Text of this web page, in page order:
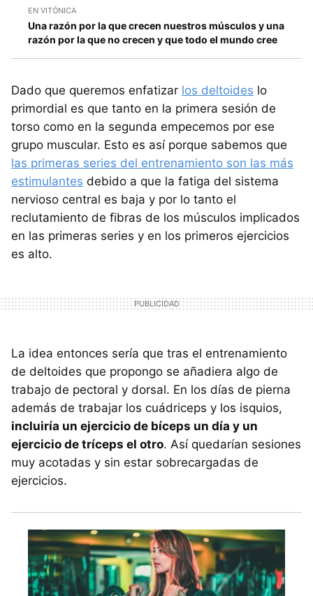
EN VITÓNICA
Una razón por la que crecen nuestros músculos y una
razón por la que no crecen y que todo el mundo cree
Dado que queremos enfatizar los deltoides lo
primordial es que tanto en la primera sesión de
torso como en la segunda empecemos por ese
grupo muscular. Esto es así porque sabemos que
las primeras series del entrenamiento son las más
estimulantes debido a que la fatiga del sistema
nervioso central es baja y por lo tanto el
reclutamiento de fibras de los músculos implicados
en las primeras series y en los primeros ejercicios
es alto.
La idea entonces sería que tras el entrenamiento
de deltoides que propongo se añadiera algo de
trabajo de pectoral y dorsal. En los días de pierna
además de trabajar los cuádriceps y los isquios,
incluiría un ejercicio de bíceps un día y un
ejercicio de tríceps el otro. Así quedarían sesiones
muy acotadas y sin estar sobrecargadas de
ejercicios.